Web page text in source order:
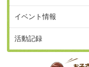
イベント情報
活動記録